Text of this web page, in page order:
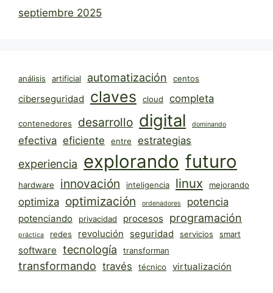
septiembre 2025
análisis artificial automatización centos
ciberseguridad claves cloud completa
contenedores desarrollo digital dominando
efectiva eficiente entre estrategias
experiencia explorando futuro
hardware innovación inteligencia linux mejorando
optimiza optimización ordenadores potencia
potenciando privacidad procesos programación
práctica redes revolución seguridad servicios smart
software tecnología transforman
transformando través técnico virtualización